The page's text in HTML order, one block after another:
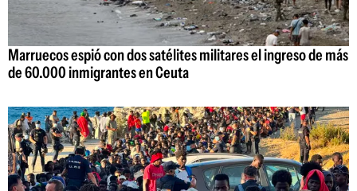
Marruecos espió con dos satélites militares el ingreso de más
de 60.000 inmigrantes en Ceuta